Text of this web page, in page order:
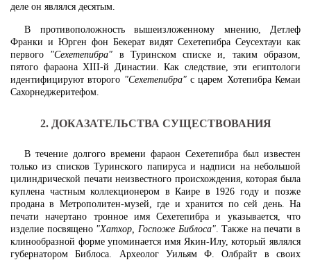
деле он являлся десятым.
В противоположность вышеизложенному мнению, Детлеф
Франки и Юрген фон Бекерат видят Сехетепибра Сеусехтауи как
первого "Сехетепибра" в Туринском списке и, таким образом,
пятого фараона XIII-й Династии. Как следствие, эти египтологи
идентифицируют второго "Сехетепибра"с царем Хотепибра Кемаи
Сахорнеджеритефом.
2. ДОКАЗАТЕЛЬСТВА СУЩЕСТВОВАНИЯ
В течение долгого времени фараон Сехетепибра был известен
только из списков Туринского папируса и надписи на небольшой
цилиндрической печати неизвестного происхождения, которая была
куплена частным коллекционером в Каире в 1926 году и позже
продана в Метрополитен-музей, где и хранится по сей день. На
печати начертано тронное имя Сехетепибра и указывается, что
изделие посвящено "Хатхор, Госпоже Библоса". Также на печати в
клинообразной форме упоминается имя Якин-Илу, который являлся
губернатором Библоса. Археолог Уильям Ф. Олбрайт в своих